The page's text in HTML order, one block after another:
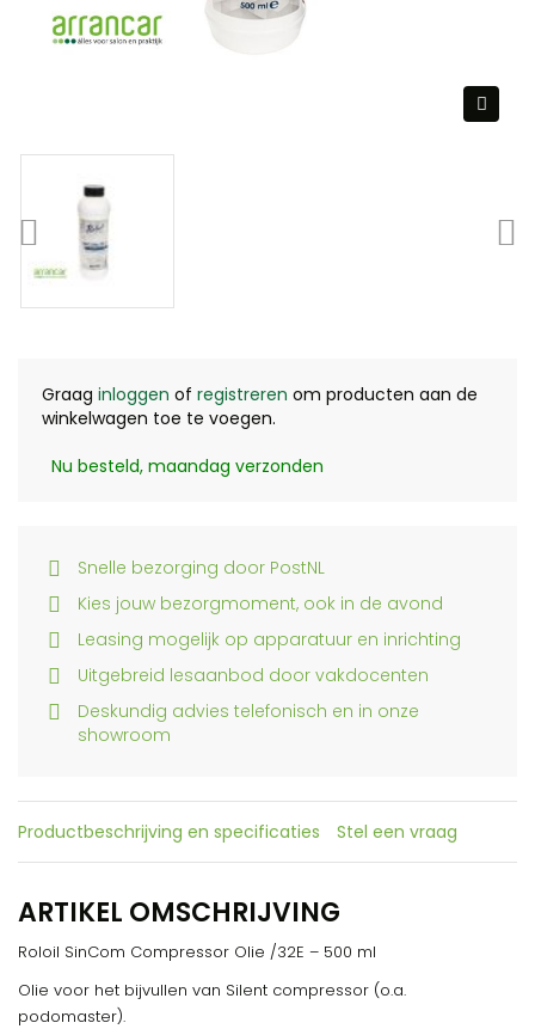
Graag inloggen of registreren om producten aan de
winkelwagen toe te voegen.
Nu besteld, maandag verzonden
Snelle bezorging door PostNL
Kies jouw bezorgmoment, ook in de avond
Leasing mogelijk op apparatuur en inrichting
Uitgebreid lesaanbod door vakdocenten
Deskundig advies telefonisch en in onze
showroom
Productbeschrijving en specificaties Stel een vraag
ARTIKEL OMSCHRIJVING
Roloil SinCom Compressor Olie /32E – 500 ml
Olie voor het bijvullen van Silent compressor (o.a.
podomaster).